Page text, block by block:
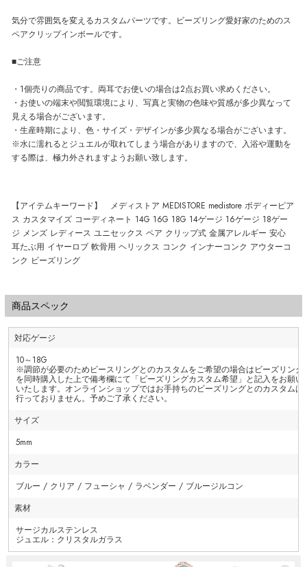
気分で雰囲気を変えるカスタムパーツです。ビーズリング愛好家のためのス
ペアクリップインボールです。
■ご注意
・1個売りの商品です。両耳でお使いの場合は2点お買い求めください。
・お使いの端末や閲覧環境により、写真と実物の色味や質感が多少異なって
見える場合がございます。
・生産時期により、色・サイズ・デザインが多少異なる場合がございます。
※水に濡れるとジュエルが取れてしまう場合がありますので、入浴や運動を
する際は、極力外されますようお願い致します。
【アイテムキーワード】 メディストア MEDISTORE medistore ボディーピア
ス カスタマイズ コーディネート 14G 16G 18G 14ゲージ 16ゲージ 18ゲー
ジ メンズ レディース ユニセックス ペア クリップ式 金属アレルギー 安心
耳たぶ用 イヤーロブ 軟骨用 ヘリックス コンク インナーコンク アウターコ
ンク ビーズリング
商品スペック
対応ゲージ
10～18G
※調節が必要のためビースリングとのカスタムをご希望の場合はビーズリング
を同時購入した上で備考欄にて「ビーズリングカスタム希望」と記入をお願い
いたします。オンラインショップではお手持ちのビーズリングとのカスタムは
行っておりません。予めご了承ください。
サイズ
5mm
カラー
ブルー / クリア / フューシャ / ラベンダー / ブルージルコン
素材
サージカルステンレス
ジュエル：クリスタルガラス